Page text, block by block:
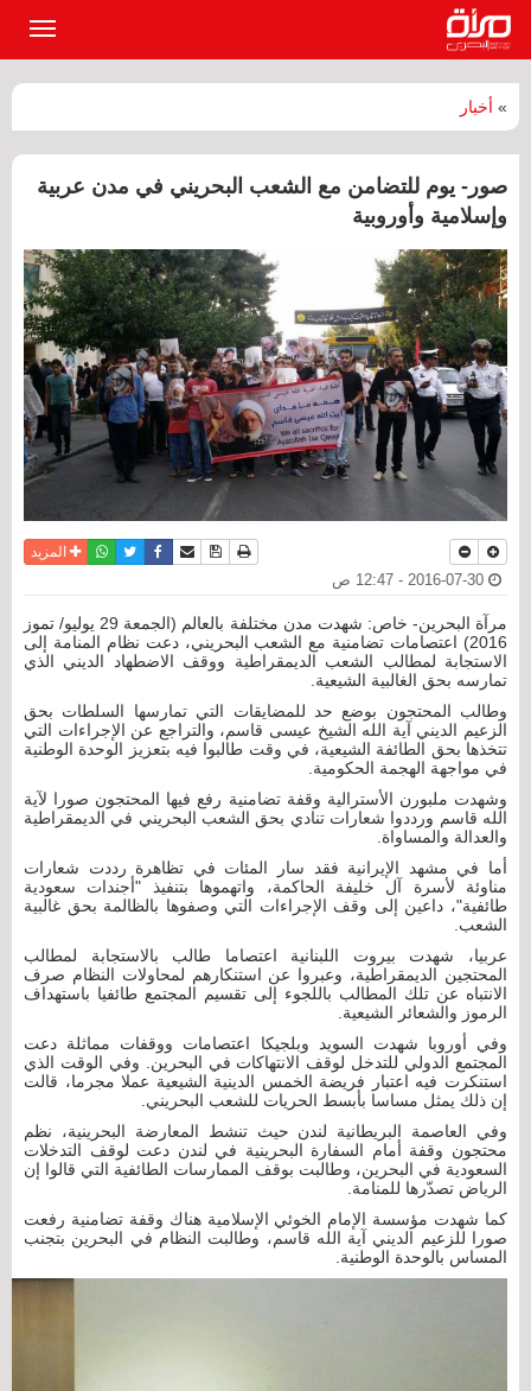
» أخبار
صور- يوم للتضامن مع الشعب البحريني في مدن عربية
وإسلامية وأوروبية
نسخة للطباعة
حفظ الموضوع
أرسل الى صديق
فيسبوكتويترواتسابالمزيد
مرآة البحرين- خاص: شهدت مدن مختلفة بالعالم (الجمعة 29 يوليو/ تموز
2016) اعتصامات تضامنية مع الشعب البحريني، دعت نظام المنامة إلى
الاستجابة لمطالب الشعب الديمقراطية ووقف الاضطهاد الديني الذي
تمارسه بحق الغالبية الشيعية.
وطالب المحتجون بوضع حد للمضايقات التي تمارسها السلطات بحق
الزعيم الديني آية الله الشيخ عيسى قاسم، والتراجع عن الإجراءات التي
تتخذها بحق الطائفة الشيعية، في وقت طالبوا فيه بتعزيز الوحدة الوطنية
في مواجهة الهجمة الحكومية.
وشهدت ملبورن الأسترالية وقفة تضامنية رفع فيها المحتجون صورا لآية
الله قاسم ورددوا شعارات تنادي بحق الشعب البحريني في الديمقراطية
والعدالة والمساواة.
أما في مشهد الإيرانية فقد سار المئات في تظاهرة رددت شعارات
مناوئة لأسرة آل خليفة الحاكمة، واتهموها بتنفيذ "أجندات سعودية
طائفية"، داعين إلى وقف الإجراءات التي وصفوها بالظالمة بحق غالبية
الشعب.
عربيا، شهدت بيروت اللبنانية اعتصاما طالب بالاستجابة لمطالب
المحتجين الديمقراطية، وعبروا عن استنكارهم لمحاولات النظام صرف
الانتباه عن تلك المطالب باللجوء إلى تقسيم المجتمع طائفيا باستهداف
الرموز والشعائر الشيعية.
وفي أوروبا شهدت السويد وبلجيكا اعتصامات ووقفات مماثلة دعت
المجتمع الدولي للتدخل لوقف الانتهاكات في البحرين. وفي الوقت الذي
استنكرت فيه اعتبار فريضة الخمس الدينية الشيعية عملا مجرما، قالت
إن ذلك يمثل مساسا بأبسط الحريات للشعب البحريني.
وفي العاصمة البريطانية لندن حيث تنشط المعارضة البحرينية، نظم
محتجون وقفة أمام السفارة البحرينية في لندن دعت لوقف التدخلات
السعودية في البحرين، وطالبت بوقف الممارسات الطائفية التي قالوا إن
الرياض تصدّرها للمنامة.
كما شهدت مؤسسة الإمام الخوئي الإسلامية هناك وقفة تضامنية رفعت
صورا للزعيم الديني آية الله قاسم، وطالبت النظام في البحرين بتجنب
المساس بالوحدة الوطنية.